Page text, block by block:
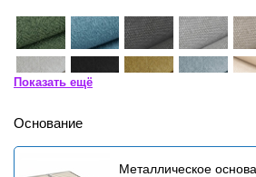
Показать ещё
Основание
Металлическое